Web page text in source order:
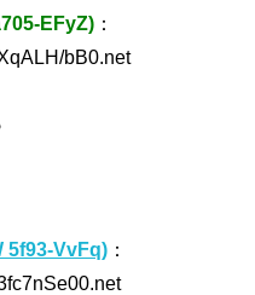
EFyZ) ：
bB0.net
5f93-VvFq) ：